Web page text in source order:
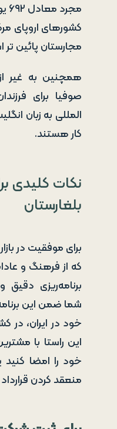
کشورهای اروپای
مجارستان پائین
همچنین به غیر
المللی به زبان
کار هستند.
نکات کلیدی
بلغارستان
برای موفقیت در
که از فرهنگ و
برنامه‌ریزی دقیق
شما ضمن این
خود در ایران، در
این راستا با
خود را امضا کنید
منعقد کردن